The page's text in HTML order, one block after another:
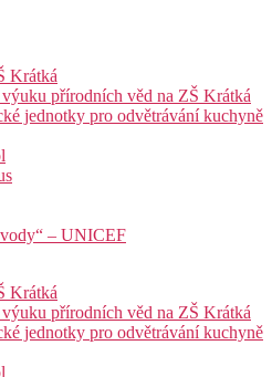
Krátká
přírodních věd na ZŠ Krátká
jednotky pro odvětrávání kuchyně
– UNICEF
Krátká
přírodních věd na ZŠ Krátká
jednotky pro odvětrávání kuchyně